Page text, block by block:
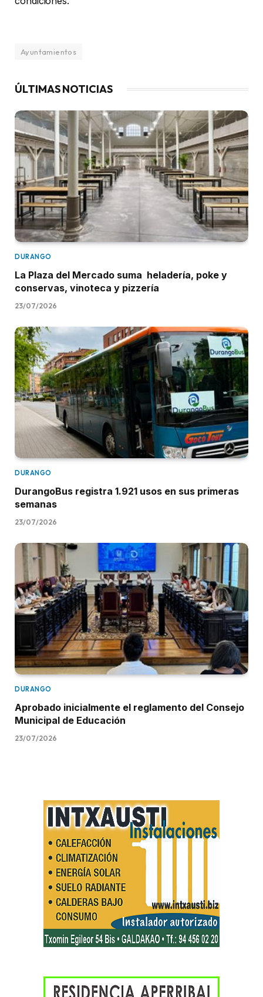
Ayuntamientos
ÚLTIMAS NOTICIAS
DURANGO
La Plaza del Mercado suma heladería, poke y
conservas, vinoteca y pizzería
23/07/2026
DURANGO
DurangoBus registra 1.921 usos en sus primeras
semanas
23/07/2026
DURANGO
Aprobado inicialmente el reglamento del Consejo
Municipal de Educación
23/07/2026